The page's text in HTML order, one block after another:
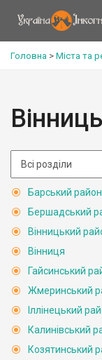
Головна > Міста та
Барський район
Бершадський
Вінницький
Вінниця
Гайсинський
Жмеринський
Іллінецький
Калинівський
Козятинський